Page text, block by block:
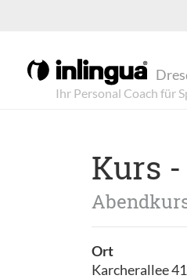
Kurs -
Ort
Karcherallee